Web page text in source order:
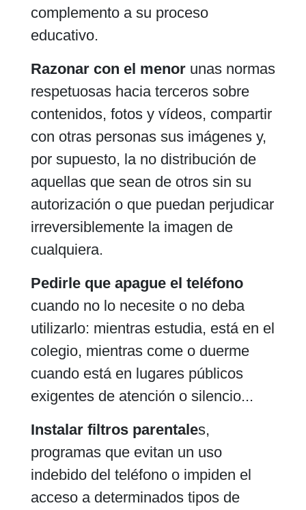
complemento a su proceso
educativo.
Razonar con el menor unas normas
respetuosas hacia terceros sobre
contenidos, fotos y vídeos, compartir
con otras personas sus imágenes y,
por supuesto, la no distribución de
aquellas que sean de otros sin su
autorización o que puedan perjudicar
irreversiblemente la imagen de
cualquiera.
Pedirle que apague el teléfono
cuando no lo necesite o no deba
utilizarlo: mientras estudia, está en el
colegio, mientras come o duerme
cuando está en lugares públicos
exigentes de atención o silencio...
Instalar filtros parentales,
programas que evitan un uso
indebido del teléfono o impiden el
acceso a determinados tipos de